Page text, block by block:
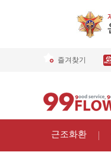
즐겨찾기
근조화환